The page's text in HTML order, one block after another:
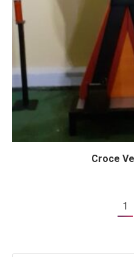
Croce
1